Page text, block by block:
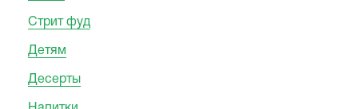
Стрит фуд
Детям
Десерты